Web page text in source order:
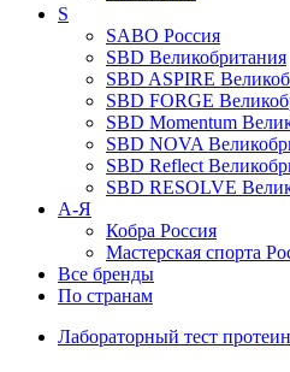
S
SABO Россия
SBD Великобритания
SBD ASPIRE
SBD FORGE
SBD Momentum
SBD NOVA
SBD Reflect
SBD RESOLVE
А-Я
Кобра Россия
Мастерская спорта
Все бренды
По странам
Лабораторный тест